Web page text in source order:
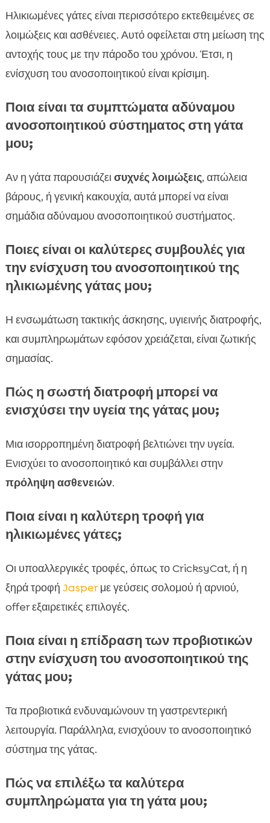
Ηλικιωμένες γάτες είναι περισσότερο εκτεθειμένες σε
λοιμώξεις και ασθένειες. Αυτό οφείλεται στη μείωση της
αντοχής τους με την πάροδο του χρόνου. Έτσι, η
ενίσχυση του ανοσοποιητικού είναι κρίσιμη.
Ποια είναι τα συμπτώματα αδύναμου
ανοσοποιητικού σύστηματος στη γάτα
μου;
Αν η γάτα παρουσιάζεισυχνές λοιμώξεις, απώλεια
βάρους, ή γενική κακουχία, αυτά μπορεί να είναι
σημάδια αδύναμου ανοσοποιητικού συστήματος.
Ποιες είναι οι καλύτερες συμβουλές για
την ενίσχυση του ανοσοποιητικού της
ηλικιωμένης γάτας μου;
Η ενσωμάτωση τακτικής άσκησης, υγιεινής διατροφής,
και συμπληρωμάτων εφόσον χρειάζεται, είναι ζωτικής
σημασίας.
Πώς η σωστή διατροφή μπορεί να
ενισχύσει την υγεία της γάτας μου;
Μια ισορροπημένη διατροφή βελτιώνει την υγεία.
Ενισχύει το ανοσοποιητικό και συμβάλλει στην
πρόληψη ασθενειών.
Ποια είναι η καλύτερη τροφή για
ηλικιωμένες γάτες;
Οι υποαλλεργικές τροφές, όπως το CricksyCat, ή η
ξηρά τροφή Jasperμε γεύσεις σολομού ή αρνιού,
offer εξαιρετικές επιλογές.
Ποια είναι η επίδραση των προβιοτικών
στην ενίσχυση του ανοσοποιητικού της
γάτας μου;
Τα προβιοτικά ενδυναμώνουν τη γαστρεντερική
λειτουργία. Παράλληλα, ενισχύουν το ανοσοποιητικό
σύστημα της γάτας.
Πώς να επιλέξω τα καλύτερα
συμπληρώματα για τη γάτα μου;